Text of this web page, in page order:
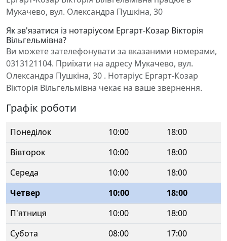
Мукачево, вул. Олександра Пушкіна, 30
Як зв'язатися із нотаріусом Ергарт-Козар Вікторія
Вільгельмівна?
Ви можете зателефонувати за вказаними номерами,
0313121104. Приїхати на адресу Мукачево, вул.
Олександра Пушкіна, 30 . Нотаріус Ергарт-Козар
Вікторія Вільгельмівна чекає на ваше звернення.
Графік роботи
Понеділок 10:00
18:00
Вівторок
10:00
18:00
Середа
10:00
18:00
Четвер
10:00
18:00
П'ятниця
10:00
18:00
Субота
08:00
17:00